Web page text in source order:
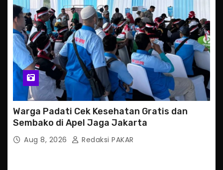
Warga Padati Cek Kesehatan Gratis dan
Sembako di Apel Jaga Jakarta
Aug 8, 2026 Redaksi PAKAR